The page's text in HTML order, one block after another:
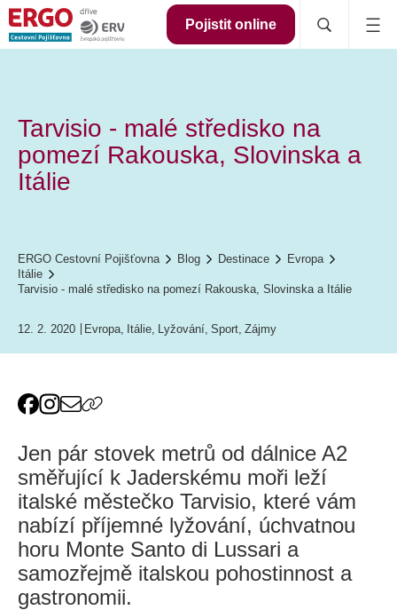
Pojistit online
Tarvisio - malé středisko na
pomezí Rakouska, Slovinska a
Itálie
ERGO Cestovní Pojišťovna Blog Destinace
Evropa
Itálie
Tarvisio - malé středisko na pomezí Rakouska, Slovinska a Itálie
12. 2. 2020 Evropa, Itálie, Lyžování, Sport, Zájmy
Jen pár stovek metrů od dálnice A2
směřující k Jaderskému moři leží
italské městečko Tarvisio, které vám
nabízí příjemné lyžování, úchvatnou
horu Monte Santo di Lussari a
samozřejmě italskou pohostinnost a
gastronomii.